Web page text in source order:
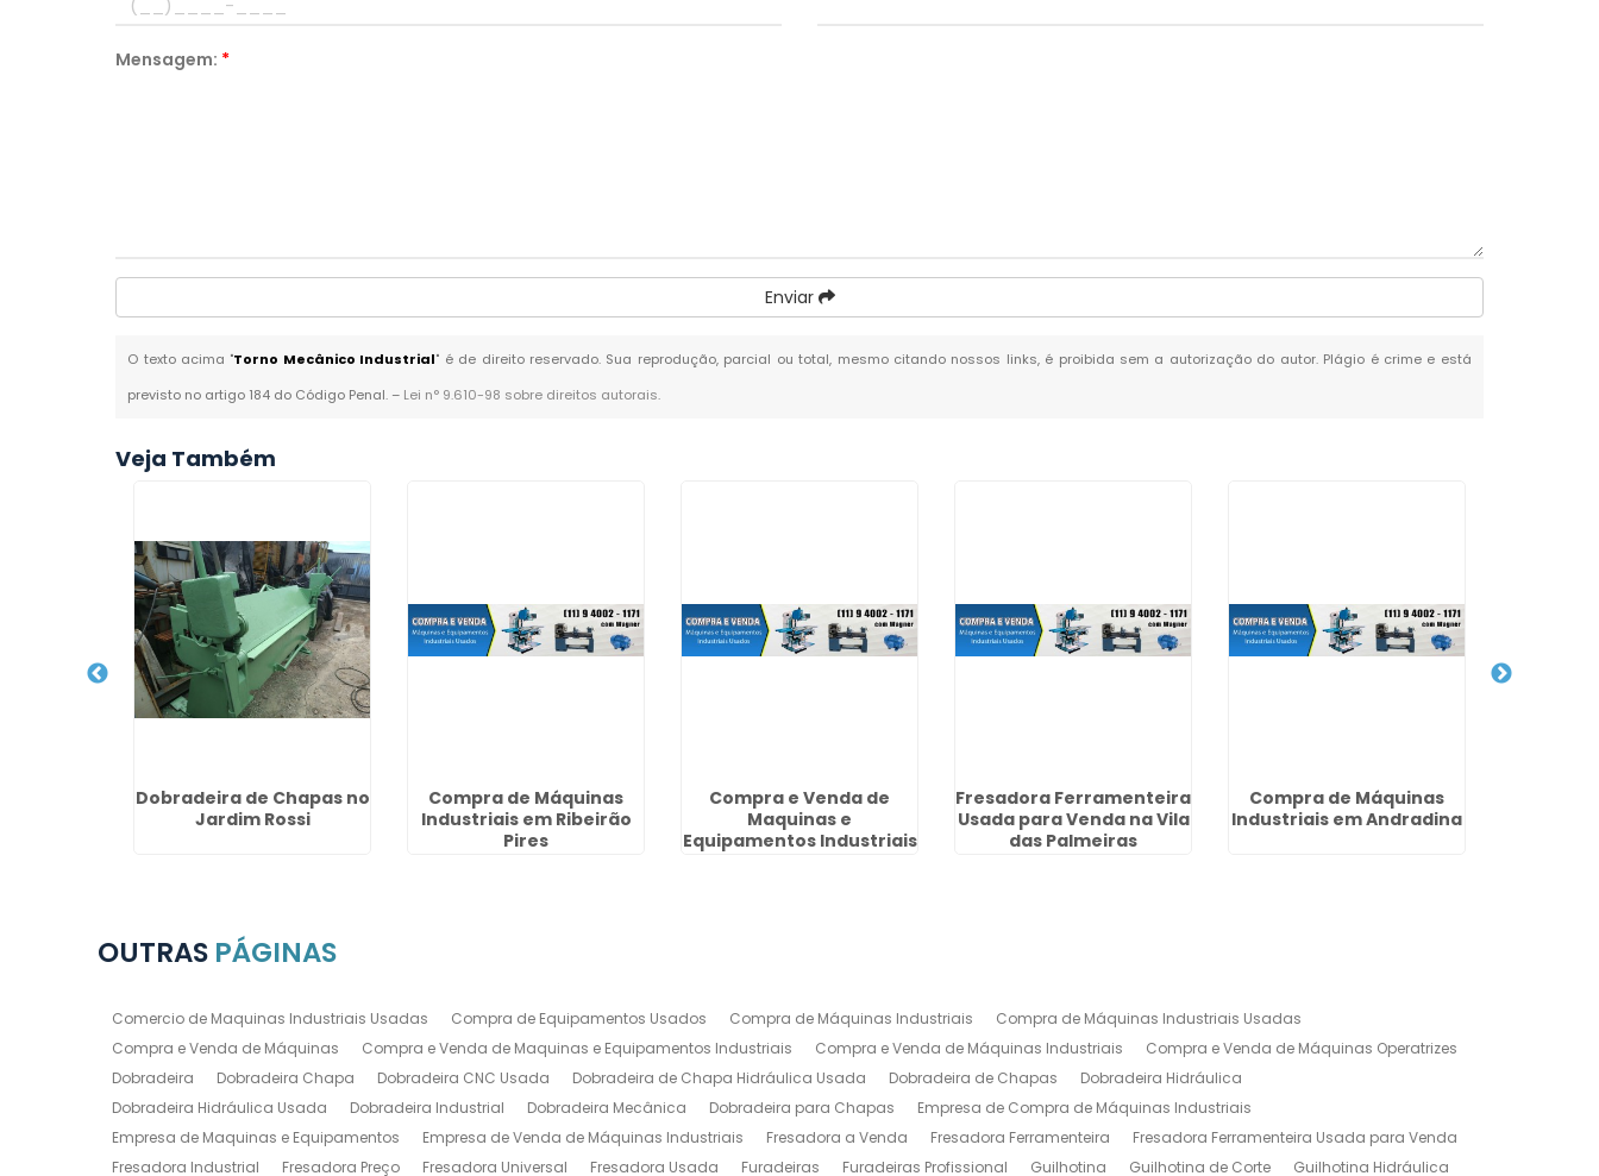
Mensagem: *
Enviar
O texto acima "Torno Mecânico Industrial" é de direito reservado. Sua reprodução, parcial ou total, mesmo citando nossos links, é proibida sem a autorização do autor. Plágio é crime e está
previsto no artigo 184 do Código Penal. – Lei n° 9.610-98 sobre direitos autorais.
Veja Também
Dobradeira de Chapas no
Jardim Rossi
Compra de Máquinas
Industriais em Ribeirão
Pires
Compra e Venda de
Maquinas e
Equipamentos Industriais
Fresadora Ferramenteira
Usada para Venda na Vila
das Palmeiras
Compra de Máquinas
Industriais em Andradina
OUTRAS PÁGINAS
Comercio de Maquinas Industriais Usadas Compra de Equipamentos Usados Compra de Máquinas Industriais
Compra de Máquinas Industriais Usadas
Compra e Venda de Máquinas
Compra e Venda de Maquinas e Equipamentos Industriais Compra e Venda de Máquinas Industriais
Compra e Venda de Máquinas Operatrizes
Dobradeira
Dobradeira Chapa Dobradeira CNC Usada Dobradeira de Chapa Hidráulica Usada Dobradeira de Chapas
Dobradeira Hidráulica
Dobradeira Hidráulica Usada
Dobradeira Industrial Dobradeira Mecânica Dobradeira para Chapas
Empresa de Compra de Máquinas Industriais
Empresa de Maquinas e Equipamentos
Empresa de Venda de Máquinas Industriais Fresadora a Venda Fresadora Ferramenteira
Fresadora Ferramenteira Usada para Venda
Fresadora Industrial
Fresadora Preço Fresadora Universal Fresadora Usada Furadeiras Furadeiras Profissional Guilhotina Guilhotina de Corte Guilhotina Hidráulica